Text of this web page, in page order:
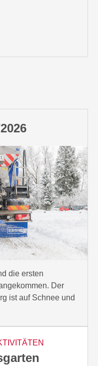
die ersten
Der
ist auf Schnee und